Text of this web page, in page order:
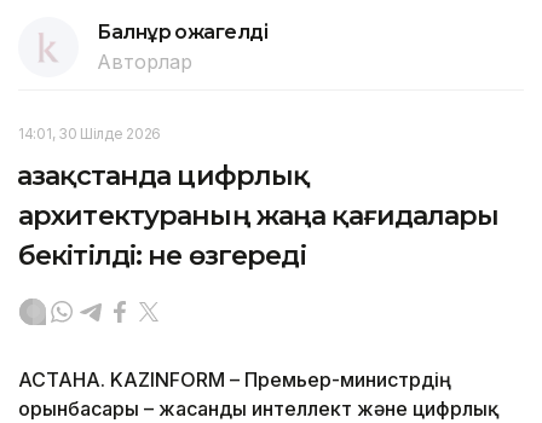
Балнұр Қожагелді
Авторлар
14:01, 30 Шілде 2026
Қазақстанда цифрлық
архитектураның жаңа қағидалары
бекітілді: не өзгереді
АСТАНА. KAZINFORM – Премьер-министрдің
орынбасары – жасанды интеллект және цифрлық